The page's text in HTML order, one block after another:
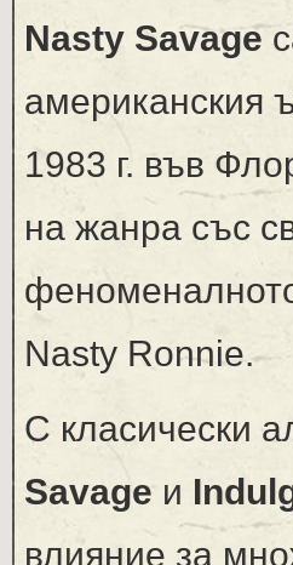
Nasty Savage
американския
1983 г. във
на жанра със
Nasty Ronnie.
С класически
Savage и
влияние за